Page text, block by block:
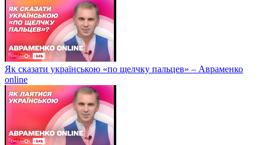
Як сказати українською «по щелчку пальцев» – Авраменко
online